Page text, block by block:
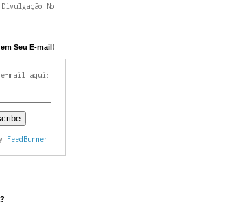
No
Seu E-mail!
e-mail aqui:
FeedBurner